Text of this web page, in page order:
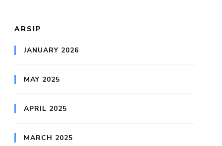
ARSIP
JANUARY 2026
MAY 2025
APRIL 2025
MARCH 2025